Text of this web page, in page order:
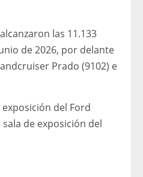
las 11.133
de 2026, por delante
Prado (9102) e
exposición del Ford
de exposición del